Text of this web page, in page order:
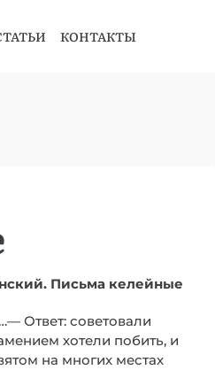
КОНТАКТЫ
Письма келейные
Ответ: советовали
хотели побить, и
на многих местах